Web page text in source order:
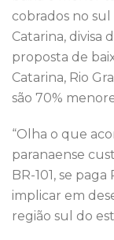
cobrados no
Catarina, divisa
proposta de
Catarina, Rio
são 70%
“Olha o que
paranaense
BR-101, se
implicar em
região sul do